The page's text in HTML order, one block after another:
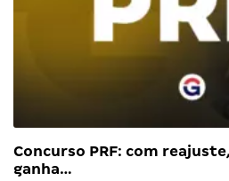
Concurso PRF: com
ganha…